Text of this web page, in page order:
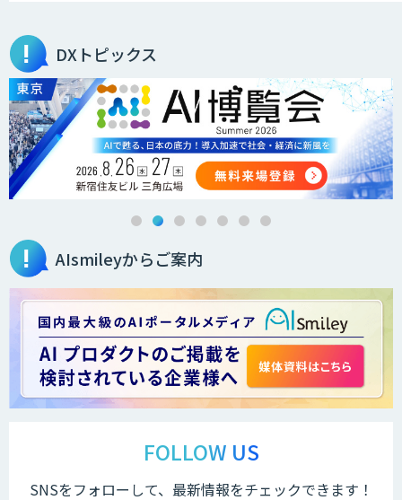
発注最適化AIソリューション
需要予測AIソリューション
カスタムAI開発・DX戦略でスタートアッ
Kurrant.ai
開発支援
DXトピックス
AIsmileyからご案内
FOLLOW US
SNSをフォローして、最新情報をチェックできます！